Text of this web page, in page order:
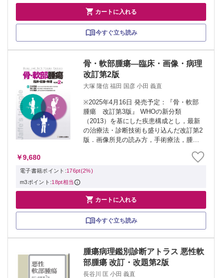
 カートに入れる
今すぐ立ち読み
骨・軟部腫瘍―臨床・画像・病理
改訂第2版
大塚 隆信 福田 国彦 小田 義直
※2025年4月16日 発売予定：『骨・軟部
腫瘍 改訂第3版』 WHOの新分類
（2013）を基にした疾患構成とし，最新
の治療法・診断技術も盛り込んだ改訂第2
版．画像所見の読み方，手術療法，腫瘍
など新たな項目も追加．各論では骨・軟
部腫瘍疾患について整形外科，放射線
￥9,680
電子書籍ポイント:176pt(2%)
m3ポイント:18pt相当
 カートに入れる
今すぐ立ち読み
腫瘍病理鑑別診断アトラス 悪性軟
部腫瘍 改訂・改題第2版
長谷川 匡 小田 義直